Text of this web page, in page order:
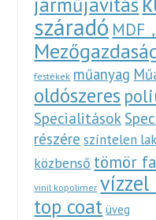
száradó MDF
festékek műanyag
oldószeres
Specialitások
részére színtelen
közbenső tömör
vinil kopolimer
top coat üveg